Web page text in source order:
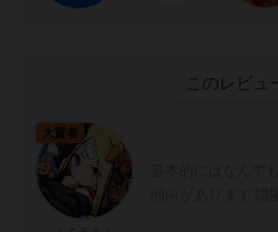
このレビュ
大賢者